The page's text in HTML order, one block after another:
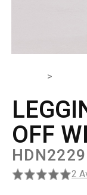
OFF
HDN2229
2